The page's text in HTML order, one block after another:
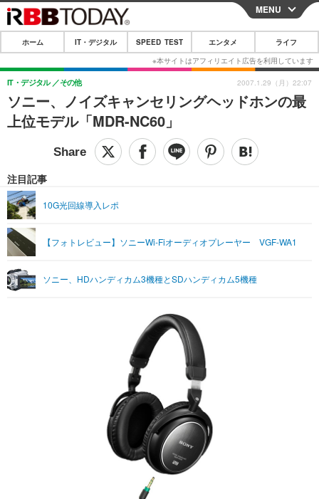
CLOSE
ホーム
IT・デジタル
IT・デジタルTOP スマートフォン
ショッピング その他
SPEED TEST
エンタメTOP 映画・ドラマ
グラビア ブログ
ショッピング その他
ライフTOP
リリース一覧
プッシュ通知の停止方法
MENU
ホーム IT・デジタル SPEED TEST エンタメ ライフ
ソニー、ノイズキャンセリングヘッドホンの最
上位モデル「MDR-NC60」
IT・デジタル その他
注目記事
10G光回線導入レポ
【フォトレビュー】ソニーWi-Fiオーディオプレーヤー VGF-WA1
ソニー、HDハンディカム3機種とSDハンディカム5機種
2007.1.29（月）22:07